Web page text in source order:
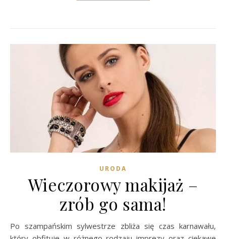
URODA
Wieczorowy makijaż –
zrób go sama!
Po szampańskim sylwestrze zbliża się czas karnawału,